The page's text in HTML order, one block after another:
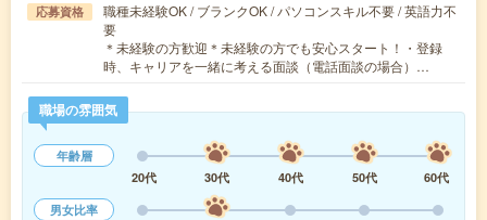
応募資格
職種未経験OK / ブランクOK / パソコンスキル不要 / 英語力不
要
＊未経験の方歓迎＊未経験の方でも安心スタート！・登録
時、キャリアを一緒に考える面談（電話面談の場合）…
職場の雰囲気
年齢層
20代
30代 40代 50代
60代
男女比率